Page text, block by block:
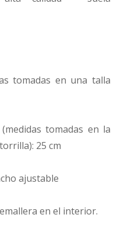
tomadas en una talla
tomadas en la
25 cm
ajustable
en el interior.